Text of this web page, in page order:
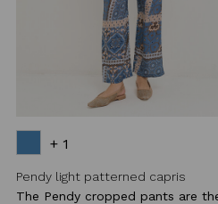
+ 1
Pendy light patterned capris
The Pendy cropped pants are